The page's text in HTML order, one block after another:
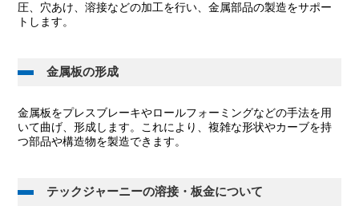
圧、穴あけ、溶接などの加工を行い、金属部品の製造をサポー
トします。
金属板の形成
金属板をプレスブレーキやロールフォーミングなどの手法を用
いて曲げ、形成します。これにより、複雑な形状やカーブを持
つ部品や構造物を製造できます。
テックジャーニーの溶接・板金について